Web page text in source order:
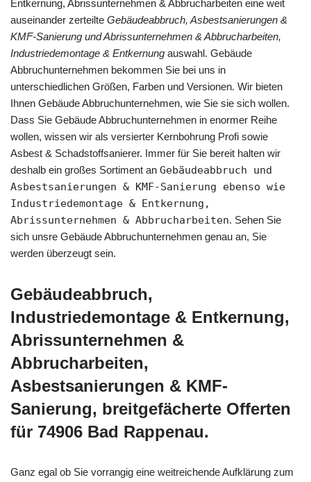
Entkernung, Abrissunternehmen & Abbrucharbeiten eine weit
auseinander zerteilte Gebäudeabbruch, Asbestsanierungen &
KMF-Sanierung und Abrissunternehmen & Abbrucharbeiten,
Industriedemontage & Entkernung auswahl. Gebäude
Abbruchunternehmen bekommen Sie bei uns in
unterschiedlichen Größen, Farben und Versionen. Wir bieten
Ihnen Gebäude Abbruchunternehmen, wie Sie sie sich wollen.
Dass Sie Gebäude Abbruchunternehmen in enormer Reihe
wollen, wissen wir als versierter Kernbohrung Profi sowie
Asbest & Schadstoffsanierer. Immer für Sie bereit halten wir
deshalb ein großes Sortiment an Gebäudeabbruch und
Asbestsanierungen & KMF-Sanierung ebenso wie
Industriedemontage & Entkernung,
Abrissunternehmen & Abbrucharbeiten. Sehen Sie
sich unsre Gebäude Abbruchunternehmen genau an, Sie
werden überzeugt sein.
Gebäudeabbruch,
Industriedemontage & Entkernung,
Abrissunternehmen &
Abbrucharbeiten,
Asbestsanierungen & KMF-
Sanierung, breitgefächerte Offerten
für 74906 Bad Rappenau.
Ganz egal ob Sie vorrangig eine weitreichende Aufklärung zum